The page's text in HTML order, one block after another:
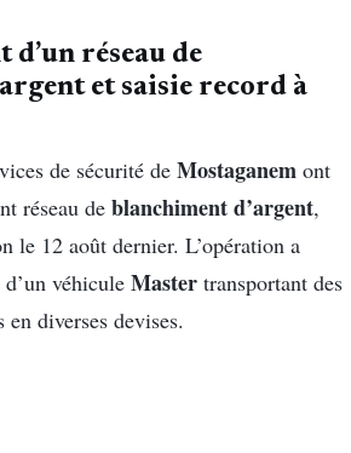
d’un réseau de
et saisie record à
de sécurité de Mostaganem ont
réseau de blanchiment d’argent,
le 12 août dernier. L’opération a
véhicule Master transportant des
en diverses devises.